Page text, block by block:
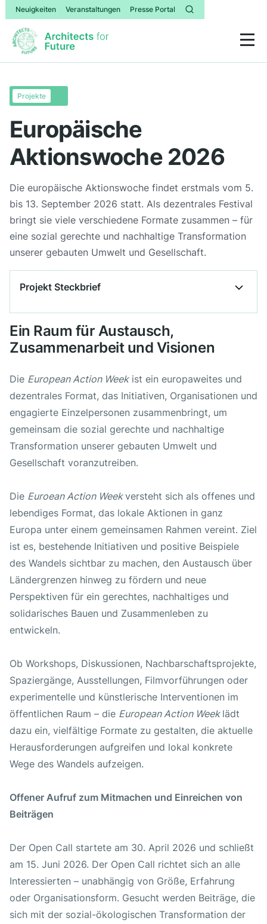
Neuigkeiten Veranstaltungen Presse Portal
Projekte
Europäische
Aktionswoche 2026
Die europäische Aktionswoche findet erstmals vom 5.
bis 13. September 2026 statt. Als dezentrales Festival
bringt sie viele verschiedene Formate zusammen – für
eine sozial gerechte und nachhaltige Transformation
unserer gebauten Umwelt und Gesellschaft.
Projekt Steckbrief
Projekt Ende 31. Dezember 2026
Arbeitsgruppen
Europäisches Netzwerk
Allianz Foundation
UBA Verbändeförderung
Ein Raum für Austausch,
Zusammenarbeit und Visionen
Die European Action Week ist ein europaweites und
dezentrales Format, das Initiativen, Organisationen und
engagierte Einzelpersonen zusammenbringt, um
gemeinsam die sozial gerechte und nachhaltige
Transformation unserer gebauten Umwelt und
Gesellschaft voranzutreiben.
Die Euroean Action Weekversteht sich als offenes und
lebendiges Format, das lokale Aktionen in ganz
Europa unter einem gemeinsamen Rahmen vereint. Ziel
ist es, bestehende Initiativen und positive Beispiele
des Wandels sichtbar zu machen, den Austausch über
Ländergrenzen hinweg zu fördern und neue
Perspektiven für ein gerechtes, nachhaltiges und
solidarisches Bauen und Zusammenleben zu
entwickeln.
Ob Workshops, Diskussionen, Nachbarschaftsprojekte,
Spaziergänge, Ausstellungen, Filmvorführungen oder
experimentelle und künstlerische Interventionen im
öffentlichen Raum – die European Action Week lädt
dazu ein, vielfältige Formate zu gestalten, die aktuelle
Herausforderungen aufgreifen und lokal konkrete
Wege des Wandels aufzeigen.
Offener Aufruf zum Mitmachen und Einreichen von
Beiträgen
Der Open Call startete am 30. April 2026 und schließt
am 15. Juni 2026. Der Open Call richtet sich an alle
Interessierten – unabhängig von Größe, Erfahrung
oder Organisationsform. Gesucht werden Beiträge, die
sich mit der sozial-ökologischen Transformation der